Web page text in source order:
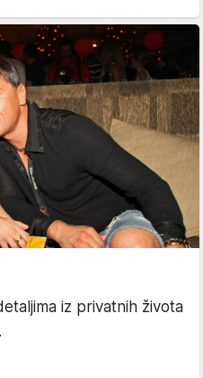
iz privatnih života
.